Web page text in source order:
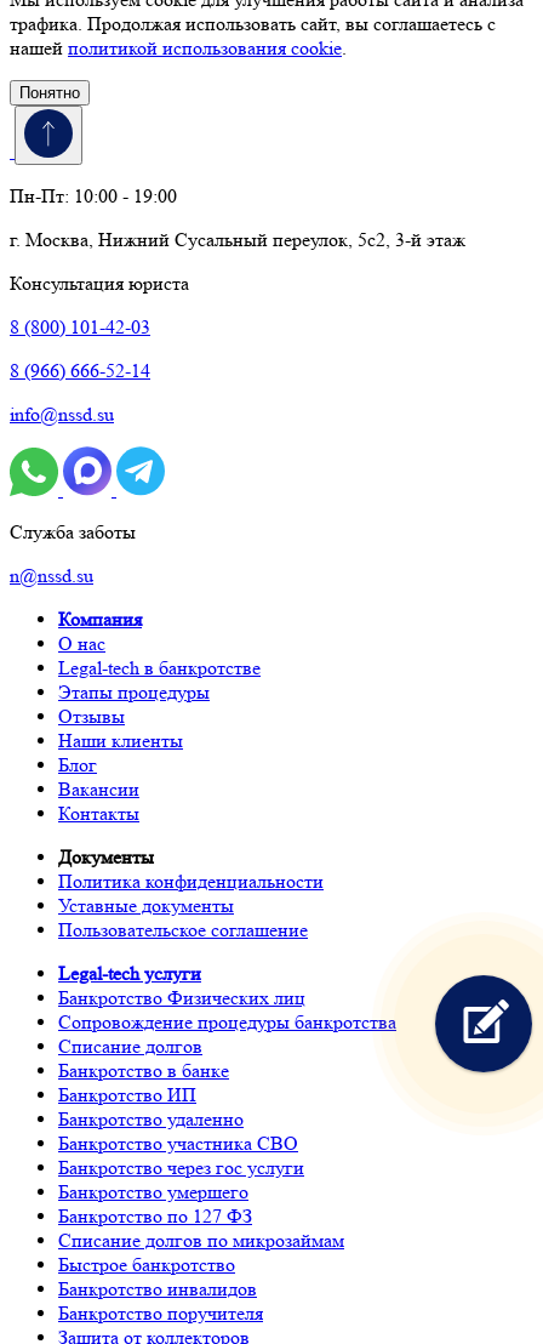
трафика. Продолжая использовать сайт, вы соглашаетесь с
нашей политикой использования cookie.
Понятно
Пн-Пт: 10:00 - 19:00
г. Москва, Нижний Сусальный переулок, 5с2, 3-й этаж
Консультация юриста
8 (800) 101-42-03
8 (966) 666-52-14
info@nssd.su
Служба заботы
n@nssd.su
Компания
О нас
Legal-tech в банкротстве
Этапы процедуры
Отзывы
Наши клиенты
Блог
Вакансии
Контакты
Документы
Политика конфиденциальности
Уставные документы
Пользовательское соглашение
Legal-tech услуги
Банкротство Физических лиц
Сопровождение процедуры банкротства
Списание долгов
Банкротство в банке
Банкротство ИП
Банкротство удаленно
Банкротство участника СВО
Банкротство через гос услуги
Банкротство умершего
Банкротство по 127 ФЗ
Списание долгов по микрозаймам
Быстрое банкротство
Банкротство инвалидов
Банкротство поручителя
Защита от коллекторов